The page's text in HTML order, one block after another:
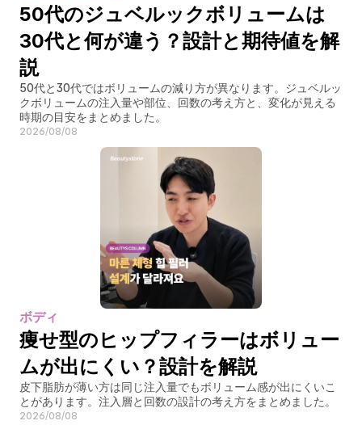
50代のジュベルックボリュームは
30代と何が違う？設計と期待値を解
説
50代と30代ではボリュームの減り方が異なります。ジュベルッ
クボリュームの注入量や部位、回数の考え方と、変化が見える
時期の目安をまとめました。
2026/08/08
ボディ
痩せ型のヒップフィラーはボリュー
ムが出にくい？設計を解説
皮下脂肪が薄い方は同じ注入量でもボリューム感が出にくいこ
とがあります。注入層と回数の設計の考え方をまとめました。
2026/08/08